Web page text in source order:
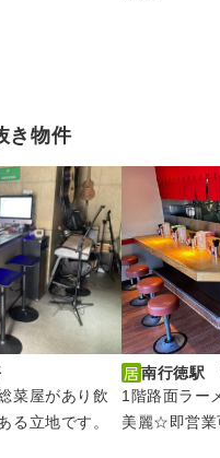
き物件
菜屋があり飲
る立地です。
南行徳駅
1階路面ラー
美麗☆即営